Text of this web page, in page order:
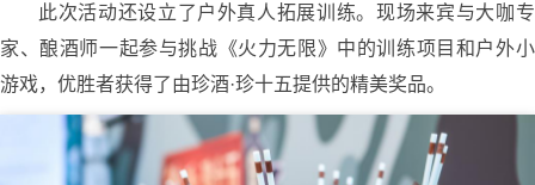
此次活动还设立了户外真人拓展训练。现场来宾与大咖专
家、酿酒师一起参与挑战《火力无限》中的训练项目和户外小
游戏，优胜者获得了由珍酒·珍十五提供的精美奖品。